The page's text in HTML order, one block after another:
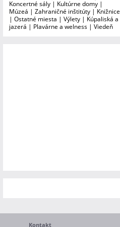
Koncertné sály | Kultúrne domy |
Múzeá | Zahraničné inštitúty | Knižnice
| Ostatné miesta | Výlety | Kúpaliská a
jazerá | Plavárne a welness | Viedeň
Kontakt